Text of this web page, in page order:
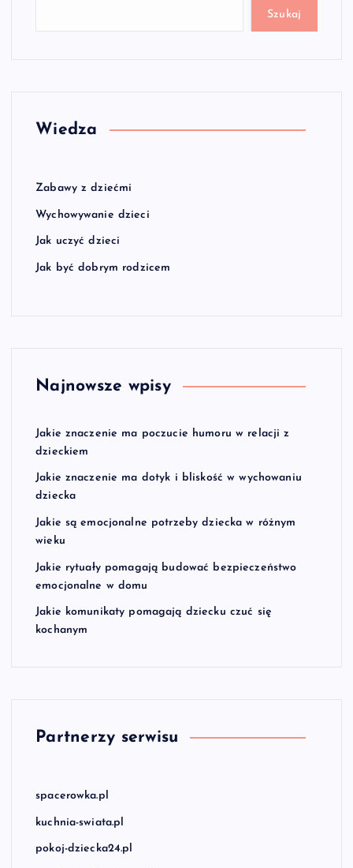
Szukaj
Wiedza
Zabawy z dziećmi
Wychowywanie dzieci
Jak uczyć dzieci
Jak być dobrym rodzicem
Najnowsze wpisy
Jakie znaczenie ma poczucie humoru w relacji z
dzieckiem
Jakie znaczenie ma dotyk i bliskość w wychowaniu
dziecka
Jakie są emocjonalne potrzeby dziecka w różnym
wieku
Jakie rytuały pomagają budować bezpieczeństwo
emocjonalne w domu
Jakie komunikaty pomagają dziecku czuć się
kochanym
Partnerzy serwisu
spacerowka.pl
kuchnia-swiata.pl
pokoj-dziecka24.pl